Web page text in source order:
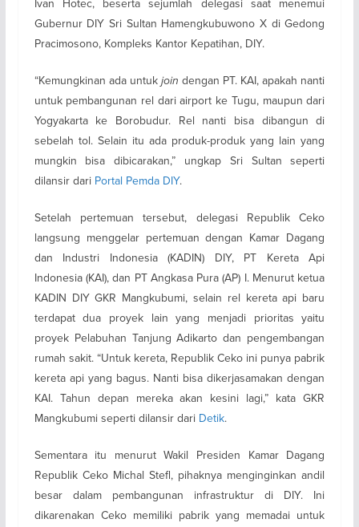
Gubernur DIY Sri Sultan Hamengkubuwono X di Gedong
Pracimosono, Kompleks Kantor Kepatihan, DIY.
“Kemungkinan ada untuk join dengan PT. KAI, apakah nanti
untuk pembangunan rel dari airport ke Tugu, maupun dari
Yogyakarta ke Borobudur. Rel nanti bisa dibangun di
sebelah tol. Selain itu ada produk-produk yang lain yang
mungkin bisa dibicarakan,” ungkap Sri Sultan seperti
dilansir dari Portal Pemda DIY.
Setelah pertemuan tersebut, delegasi Republik Ceko
langsung menggelar pertemuan dengan Kamar Dagang
dan Industri Indonesia (KADIN) DIY, PT Kereta Api
Indonesia (KAI), dan PT Angkasa Pura (AP) I. Menurut ketua
KADIN DIY GKR Mangkubumi, selain rel kereta api baru
terdapat dua proyek lain yang menjadi prioritas yaitu
proyek Pelabuhan Tanjung Adikarto dan pengembangan
rumah sakit. “Untuk kereta, Republik Ceko ini punya pabrik
kereta api yang bagus. Nanti bisa dikerjasamakan dengan
KAI. Tahun depan mereka akan kesini lagi,” kata GKR
Mangkubumi seperti dilansir dari Detik.
Sementara itu menurut Wakil Presiden Kamar Dagang
Republik Ceko Michal Stefl, pihaknya menginginkan andil
besar dalam pembangunan infrastruktur di DIY. Ini
dikarenakan Ceko memiliki pabrik yang memadai untuk